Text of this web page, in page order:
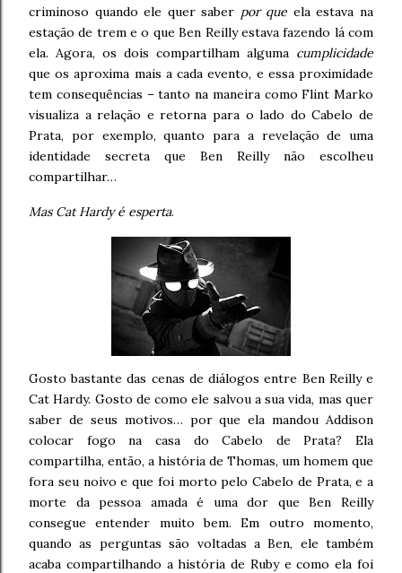
criminoso quando ele quer saber por que ela estava na
estação de trem e o que Ben Reilly estava fazendo lá com
ela. Agora, os dois compartilham alguma cumplicidade
que os aproxima mais a cada evento, e essa proximidade
tem consequências – tanto na maneira como Flint Marko
visualiza a relação e retorna para o lado do Cabelo de
Prata, por exemplo, quanto para a revelação de uma
identidade secreta que Ben Reilly não escolheu
compartilhar…
Mas Cat Hardy é esperta.
Gosto bastante das cenas de diálogos entre Ben Reilly e
Cat Hardy. Gosto de como ele salvou a sua vida, mas quer
saber de seus motivos… por que ela mandou Addison
colocar fogo na casa do Cabelo de Prata? Ela
compartilha, então, a história de Thomas, um homem que
fora seu noivo e que foi morto pelo Cabelo de Prata, e a
morte da pessoa amada é uma dor que Ben Reilly
consegue entender muito bem. Em outro momento,
quando as perguntas são voltadas a Ben, ele também
acaba compartilhando a história de Ruby e como ela foi